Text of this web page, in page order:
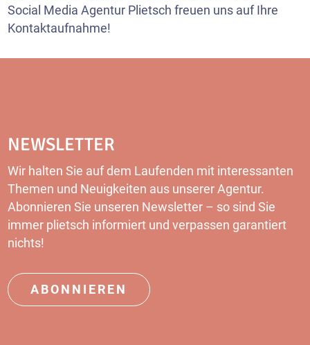
Social Media Agentur Plietsch freuen uns auf Ihre
Kontaktaufnahme!
NEWSLETTER
Wir halten Sie auf dem Laufenden mit interessanten
Themen und Neuigkeiten aus unserer Agentur.
Abonnieren Sie unseren Newsletter – so sind Sie
immer plietsch informiert und verpassen garantiert
nichts!
ABONNIEREN